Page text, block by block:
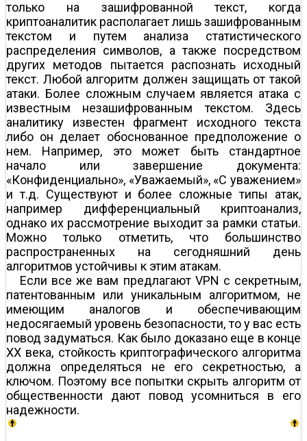
только на зашифрованной текст, когда
криптоаналитик располагает лишь зашифрованным
текстом и путем анализа статистического
распределения символов, а также посредством
других методов пытается распознать исходный
текст. Любой алгоритм должен защищать от такой
атаки. Более сложным случаем является атака с
известным незашифрованным текстом. Здесь
аналитику известен фрагмент исходного текста
либо он делает обоснованное предположение о
нем. Например, это может быть стандартное
начало или завершение документа:
«Конфиденциально», «Уважаемый», «С уважением»
и т.д. Существуют и более сложные типы атак,
например дифференциальный криптоанализ,
однако их рассмотрение выходит за рамки статьи.
Можно только отметить, что большинство
распространенных на сегодняшний день
алгоритмов устойчивы к этим атакам.
Если все же вам предлагают VPN с секретным,
патентованным или уникальным алгоритмом, не
имеющим аналогов и обеспечивающим
недосягаемый уровень безопасности, то у вас есть
повод задуматься. Как было доказано еще в конце
XX века, стойкость криптографического алгоритма
должна определяться не его секретностью, а
ключом. Поэтому все попытки скрыть алгоритм от
общественности дают повод усомниться в его
надежности.